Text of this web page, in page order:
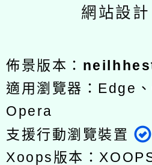
網站設
佈景版本：
適用瀏覽器：Edge
Opera
支援行動瀏覽裝置
Xoops版本：